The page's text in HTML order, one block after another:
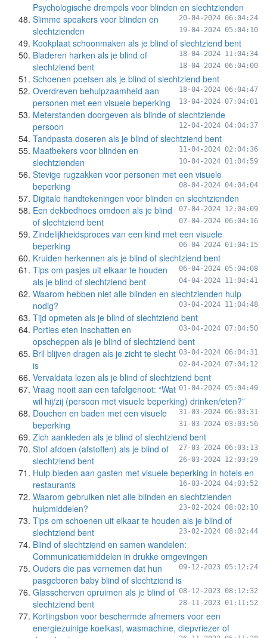
Psychologische drempels voor blinden en slechtzienden
20-04-2024 06:04:24
Slimme speakers voor blinden en
slechtzienden
19-04-2024 05:04:10
Kookplaat schoonmaken als je blind of slechtziend bent
18-04-2024 11:04:34
Bladeren harken als je blind of
slechtziend bent
18-04-2024 06:04:00
Schoenen poetsen als je blind of slechtziend bent
18-04-2024 06:04:47
Overdreven behulpzaamheid aan
personen met een visuele beperking
13-04-2024 07:04:01
Meterstanden doorgeven als blinde of slechtziende
persoon
12-04-2024 04:04:37
Tandpasta doseren als je blind of slechtziend bent
11-04-2024 02:04:36
Maatbekers voor blinden en
slechtzienden
10-04-2024 01:04:59
Stevige rugzakken voor personen met een visuele
beperking
08-04-2024 04:04:04
Digitale handtekeningen voor blinden en slechtzienden
07-04-2024 12:04:09
Een dekbedhoes omdoen als je blind
of slechtziend bent
07-04-2024 06:04:16
Zindelijkheidsproces van een kind met een visuele
beperking
06-04-2024 01:04:15
Kruiden herkennen als je blind of slechtziend bent
06-04-2024 05:04:08
Tips om pasjes uit elkaar te houden
als je blind of slechtziend bent
04-04-2024 11:04:41
Waarom hebben niet alle blinden en slechtzienden hulp
nodig?
03-04-2024 11:04:48
Tijd opmeten als je blind of slechtziend bent
03-04-2024 07:04:50
Porties eten inschatten en
opscheppen als je blind of slechtziend bent
03-04-2024 06:04:31
Bril blijven dragen als je zicht te slecht
is
02-04-2024 07:04:12
Vervaldata lezen als je blind of slechtziend bent
01-04-2024 05:04:49
Vraag nooit aan een tafelgenoot: “Wat
wil hij/zij (persoon met visuele beperking) drinken/eten?”
31-03-2024 06:03:31
Douchen en baden met een visuele
beperking
31-03-2024 03:03:56
Zich aankleden als je blind of slechtziend bent
27-03-2024 06:03:13
Stof afdoen (afstoffen) als je blind of
slechtziend bent
26-03-2024 12:03:29
Hulp bieden aan gasten met visuele beperking in hotels en
restaurants
16-03-2024 04:03:52
Waarom gebruiken niet alle blinden en slechtzienden
hulpmiddelen?
23-02-2024 08:02:10
Tips om schoenen uit elkaar te houden als je blind of
slechtziend bent
23-02-2024 08:02:44
Blind of slechtziend en samen wandelen:
Communicatiemiddelen in drukke omgevingen
09-12-2023 05:12:24
Ouders die pas vernemen dat hun
pasgeboren baby blind of slechtziend is
08-12-2023 08:12:32
Glasscherven opruimen als je blind of
slechtziend bent
28-11-2023 01:11:52
Kortingsbon voor beschermde afnemers voor een
energiezuinige koelkast, wasmachine, diepvriezer of